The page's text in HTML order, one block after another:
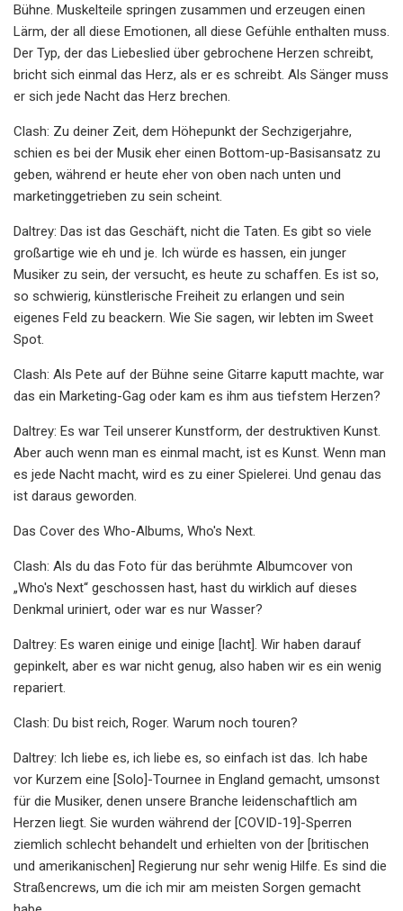
Bühne. Muskelteile springen zusammen und erzeugen einen
Lärm, der all diese Emotionen, all diese Gefühle enthalten muss.
Der Typ, der das Liebeslied über gebrochene Herzen schreibt,
bricht sich einmal das Herz, als er es schreibt. Als Sänger muss
er sich jede Nacht das Herz brechen.
Clash: Zu deiner Zeit, dem Höhepunkt der Sechzigerjahre,
schien es bei der Musik eher einen Bottom-up-Basisansatz zu
geben, während er heute eher von oben nach unten und
marketinggetrieben zu sein scheint.
Daltrey: Das ist das Geschäft, nicht die Taten. Es gibt so viele
großartige wie eh und je. Ich würde es hassen, ein junger
Musiker zu sein, der versucht, es heute zu schaffen. Es ist so,
so schwierig, künstlerische Freiheit zu erlangen und sein
eigenes Feld zu beackern. Wie Sie sagen, wir lebten im Sweet
Spot.
Clash: Als Pete auf der Bühne seine Gitarre kaputt machte, war
das ein Marketing-Gag oder kam es ihm aus tiefstem Herzen?
Daltrey: Es war Teil unserer Kunstform, der destruktiven Kunst.
Aber auch wenn man es einmal macht, ist es Kunst. Wenn man
es jede Nacht macht, wird es zu einer Spielerei. Und genau das
ist daraus geworden.
Das Cover des Who-Albums, Who's Next.
Clash: Als du das Foto für das berühmte Albumcover von
„Who's Next“ geschossen hast, hast du wirklich auf dieses
Denkmal uriniert, oder war es nur Wasser?
Daltrey: Es waren einige und einige [lacht]. Wir haben darauf
gepinkelt, aber es war nicht genug, also haben wir es ein wenig
repariert.
Clash: Du bist reich, Roger. Warum noch touren?
Daltrey: Ich liebe es, ich liebe es, so einfach ist das. Ich habe
vor Kurzem eine [Solo]-Tournee in England gemacht, umsonst
für die Musiker, denen unsere Branche leidenschaftlich am
Herzen liegt. Sie wurden während der [COVID-19]-Sperren
ziemlich schlecht behandelt und erhielten von der [britischen
und amerikanischen] Regierung nur sehr wenig Hilfe. Es sind die
Straßencrews, um die ich mir am meisten Sorgen gemacht